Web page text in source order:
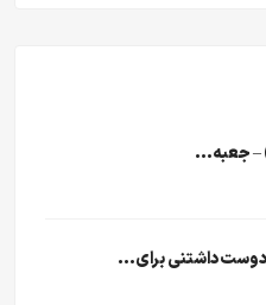
دوست‌داشتنی برای...